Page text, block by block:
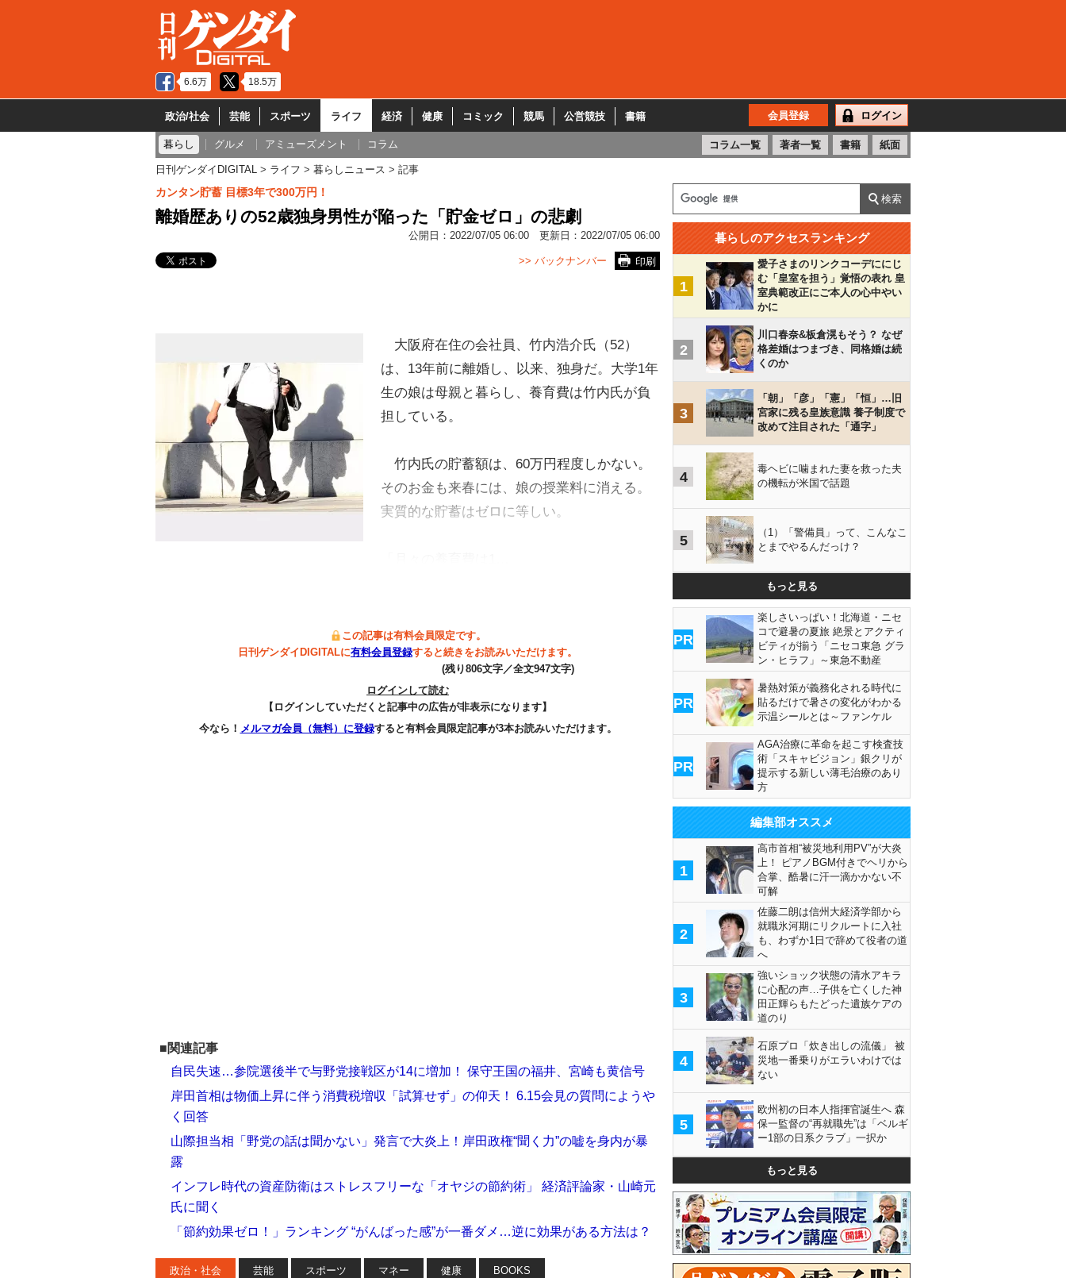
6.6万 18.5万
政治/社会 芸能 スポーツ ライフ 経済 健康 コミック 競馬 公営競技 書籍 会員登録 ログイン
暮らし グルメ アミューズメント コラム コラム一覧 著者一覧 書籍 紙面
日刊ゲンダイDIGITAL ライフ 暮らしニュース 記事
カンタン貯蓄 目標3年で300万円！
離婚歴ありの52歳独身男性が陥った「貯金ゼロ」の悲劇
公開日： 2022/07/05 06:00 更新日： 2022/07/05 06:00
印刷
>> バックナンバー
大阪府在住の会社員、竹内浩介氏（52）
は、13年前に離婚し、以来、独身だ。大学1年
生の娘は母親と暮らし、養育費は竹内氏が負
担している。
竹内氏の貯蓄額は、60万円程度しかない。
そのお金も来春には、娘の授業料に消える。
実質的な貯蓄はゼロに等しい。
この記事は有料会員限定です。
日刊ゲンダイDIGITALに有料会員登録すると続きをお読みいただけます。
(残り806文字／全文947文字)
ログインして読む
【ログインしていただくと記事中の広告が非表示になります】
今なら！ メルマガ会員（無料）に登録すると有料会員限定記事が3本お読みいただけます。
■関連記事
自民失速…参院選後半で与野党接戦区が14に増加！ 保守王国の福井、宮崎も黄信号
岸田首相は物価上昇に伴う消費税増収「試算せず」の仰天！ 6.15会見の質問にようや
く回答
山際担当相「野党の話は聞かない」発言で大炎上！岸田政権“聞く力”の嘘を身内が暴
露
インフレ時代の資産防衛はストレスフリーな「オヤジの節約術」 経済評論家・山崎元
氏に聞く
「節約効果ゼロ！」ランキング “がんばった感”が一番ダメ…逆に効果がある方法は？
政治・社会 芸能 スポーツ マネー 健康 BOOKS
暮らしのアクセスランキング
1
愛子さまのリンクコーデににじ
む「皇室を担う」覚悟の表れ 皇
室典範改正にご本人の心中やい
かに
2
川口春奈&板倉滉もそう？ なぜ
格差婚はつまづき、同格婚は続
くのか
3
「朝」「彦」「憲」「恒」…旧
宮家に残る皇族意識 養子制度で
改めて注目された「通字」
4
毒ヘビに噛まれた妻を救った夫
の機転が米国で話題
5
（1）「警備員」って、こんなこ
とまでやるんだっけ？
もっと見る
PR
楽しさいっぱい！北海道・ニセ
コで避暑の夏旅 絶景とアクティ
ビティが揃う「ニセコ東急 グラ
ン・ヒラフ」～東急不動産
PR
暑熱対策が義務化される時代に
貼るだけで暑さの変化がわかる
示温シールとは～ファンケル
PR
AGA治療に革命を起こす検査技
術「スキャビジョン」銀クリが
提示する新しい薄毛治療のあり
方
編集部オススメ
1
高市首相“被災地利用PV”が大炎
上！ ピアノBGM付きでヘリから
合掌、酷暑に汗一滴かかない不
可解
2
佐藤二朗は信州大経済学部から
就職氷河期にリクルートに入社
も、わずか1日で辞めて役者の道
へ
3
強いショック状態の清水アキラ
に心配の声…子供を亡くした神
田正輝らもたどった遺族ケアの
道のり
4
石原プロ「炊き出しの流儀」 被
災地一番乗りがエラいわけでは
ない
5
欧州初の日本人指揮官誕生へ 森
保一監督の“再就職先”は「ベルギ
ー1部の日系クラブ」一択か
もっと見る